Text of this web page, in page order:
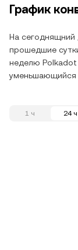
График
На сегоднящний
прошедшие
неделю Polkadot
уменьшающийся
1 ч 24 ч